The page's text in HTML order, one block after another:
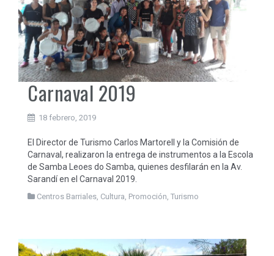
Carnaval 2019
18 febrero, 2019
El Director de Turismo Carlos Martorell y la Comisión de
Carnaval, realizaron la entrega de instrumentos a la Escola
de Samba Leoes do Samba, quienes desfilarán en la Av.
Sarandí en el Carnaval 2019.
Centros Barriales, Cultura, Promoción, Turismo